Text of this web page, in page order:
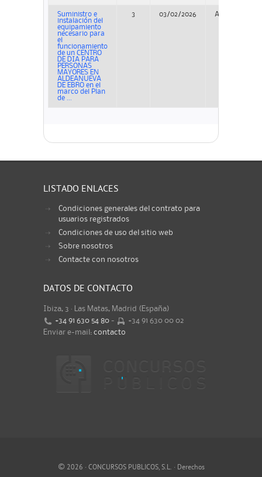
Suministro e
instalación del
equipamiento
necesario para
el
funcionamiento
de un CENTRO
DE DIA PARA
PERSONAS
MAYORES EN
ALDEANUEVA
DE EBRO en el
marco del Plan
de ...
3 03/02/2026 Adjudicación
LISTADO ENLACES
Condiciones generales del contrato para
usuarios registrados
Condiciones de uso del sitio web
Sobre nosotros
Contacte con nosotros
DATOS DE CONTACTO
Ibiza, 3 · Las Matas, Madrid (España)
+34 91 630 54 80 -
+34 91 630 00 02
Enviar e-mail: contacto
© 2026 · CONCURSOS PUBLICOS, S.L. · Derechos